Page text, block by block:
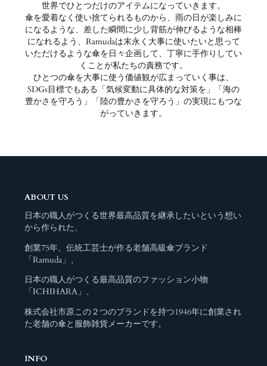
世界でひとつだけのアイテムになっていきます。
傘を愛着なく使い捨てられるものから、雨の日が楽しみに
になるような、差した瞬間に少し背筋が伸びるような相棒
になれるよう、Ramudaは末永く大事に使いたいと思って
いただけるような傘を日々企画して、丁寧に手作りしてい
くことが私たちの責務です。
ひとつの傘を大事に使う価値観が広まっていく事は、
SDGs目標でもある「気候変動に具体的な対策を」「海の
豊かさを守ろう」「陸の豊かさを守ろう」の実現にもつな
がっていきます。
ABOUT US
日本の職人がつくる世界最高品質を継承したいという想い
から作られた、
創業75年、伝統工芸士が作る老舗高級傘ブランド
「Ramuda」、
日本の職人がつくる最高品質のファッション小物
「ICHIHARA」、
株式会社市原この２つのブランドを持つ1946年に創業され
た老舗の傘と服飾雑貨メーカーです。
INFO